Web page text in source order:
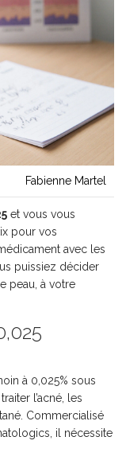
Fabienne Martel
et vous vous
pour vos
avec les
puissiez décider
peau, à votre
à 0,025% sous
l’acné, les
. Commercialisé
, il nécessite